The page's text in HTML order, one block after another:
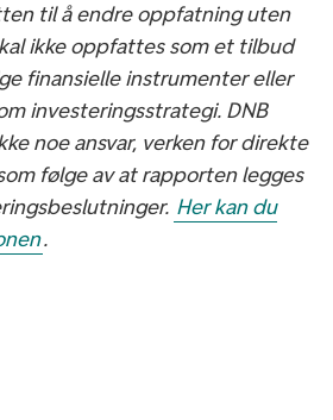
til å endre oppfatning uten
ikke oppfattes som et tilbud
finansielle instrumenter eller
investeringsstrategi. DNB
noe ansvar, verken for direkte
følge av at rapporten legges
Her kan du
.